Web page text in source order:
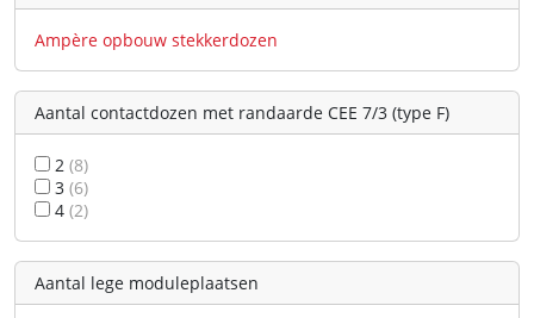
Ampère opbouw stekkerdozen
Aantal contactdozen met randaarde CEE 7/3 (type F)
2 (8)
3 (6)
4 (2)
Aantal lege moduleplaatsen